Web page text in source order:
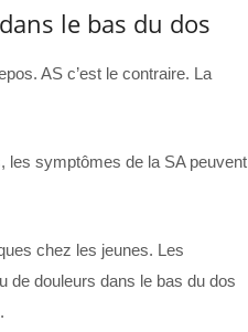
le bas du dos
AS c’est le contraire. La
les symptômes de la SA peuvent
chez les jeunes. Les
de douleurs dans le bas du dos